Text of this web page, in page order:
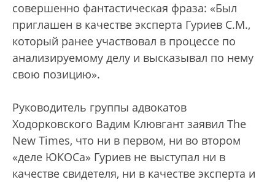
совершенно фантастическая фраза: «Был
приглашен в качестве эксперта Гуриев С.М.,
который ранее участвовал в процессе по
анализируемому делу и высказывал по нему
свою позицию».
Руководитель группы адвокатов
Ходорковского Вадим Клювгант заявил The
New Times, что ни в первом, ни во втором
«деле ЮКОСа» Гуриев не выступал ни в
качестве свидетеля, ни в качестве эксперта и